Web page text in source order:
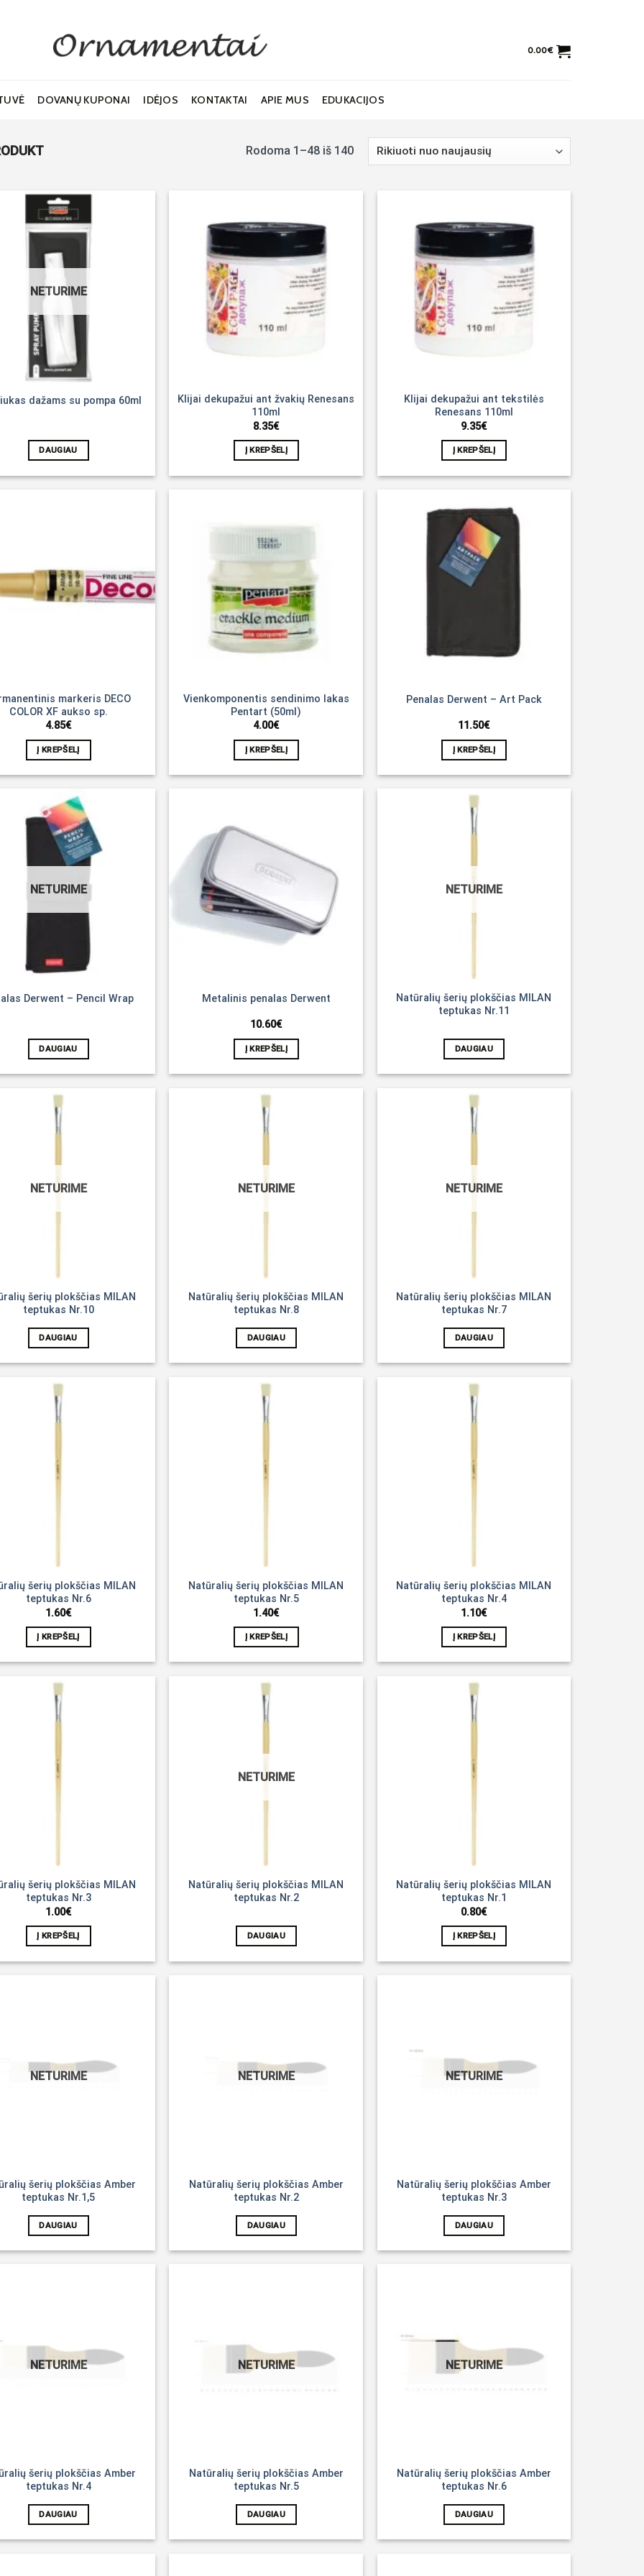
0.00€
DOVANŲ KUPONAI IDĖJOS KONTAKTAI APIE MUS EDUKACIJOS
Rodoma 1–48 iš 140
NETURIME
dažams su pompa 60ml
DAUGIAU
Klijai dekupažui ant žvakių Renesans
110ml
8.35€
Į KREPŠELĮ
Klijai dekupažui ant tekstilės
Renesans 110ml
9.35€
Į KREPŠELĮ
markeris DECO
COLOR XF aukso sp.
4.85€
Į KREPŠELĮ
Vienkomponentis sendinimo lakas
Pentart (50ml)
4.00€
Į KREPŠELĮ
Penalas Derwent – Art Pack
11.50€
Į KREPŠELĮ
NETURIME
Derwent – Pencil Wrap
DAUGIAU
Metalinis penalas Derwent
10.60€
Į KREPŠELĮ
NETURIME
Natūralių šerių plokščias MILAN
teptukas Nr.11
DAUGIAU
NETURIME
šerių plokščias MILAN
teptukas Nr.10
DAUGIAU
NETURIME
Natūralių šerių plokščias MILAN
teptukas Nr.8
DAUGIAU
NETURIME
Natūralių šerių plokščias MILAN
teptukas Nr.7
DAUGIAU
šerių plokščias MILAN
teptukas Nr.6
1.60€
Į KREPŠELĮ
Natūralių šerių plokščias MILAN
teptukas Nr.5
1.40€
Į KREPŠELĮ
Natūralių šerių plokščias MILAN
teptukas Nr.4
1.10€
Į KREPŠELĮ
šerių plokščias MILAN
teptukas Nr.3
1.00€
Į KREPŠELĮ
NETURIME
Natūralių šerių plokščias MILAN
teptukas Nr.2
DAUGIAU
Natūralių šerių plokščias MILAN
teptukas Nr.1
0.80€
Į KREPŠELĮ
NETURIME
šerių plokščias Amber
teptukas Nr.1,5
DAUGIAU
NETURIME
Natūralių šerių plokščias Amber
teptukas Nr.2
DAUGIAU
NETURIME
Natūralių šerių plokščias Amber
teptukas Nr.3
DAUGIAU
NETURIME
šerių plokščias Amber
teptukas Nr.4
DAUGIAU
NETURIME
Natūralių šerių plokščias Amber
teptukas Nr.5
DAUGIAU
NETURIME
Natūralių šerių plokščias Amber
teptukas Nr.6
DAUGIAU